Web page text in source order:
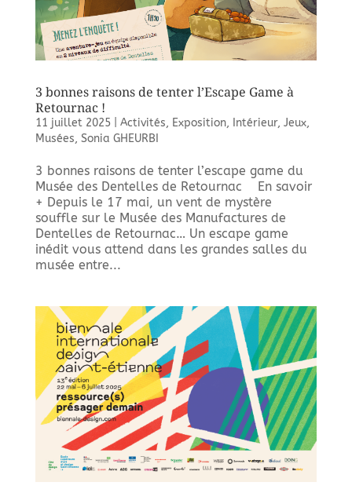
3 bonnes raisons de tenter l’Escape Game à
Retournac !
11 juillet 2025| Activités, Exposition, Intérieur, Jeux,
Musées, Sonia GHEURBI
3 bonnes raisons de tenter l’escape game du
Musée des Dentelles de Retournac En savoir
+ Depuis le 17 mai, un vent de mystère
souffle sur le Musée des Manufactures de
Dentelles de Retournac… Un escape game
inédit vous attend dans les grandes salles du
musée entre...